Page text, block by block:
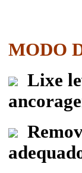
MODO
Lixe